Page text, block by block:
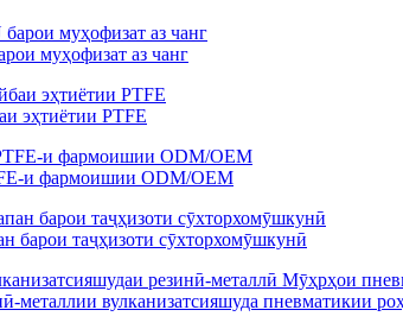
муҳофизат аз чанг
эҳтиётии PTFE
и фармоишии ODM/OEM
барои таҷҳизоти сӯхторхомӯшкунӣ
металлии вулканизатсияшуда пневматикии